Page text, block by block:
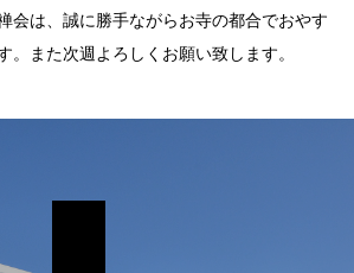
会は、誠に勝手ながらお寺の都合でおやす
。また次週よろしくお願い致します。